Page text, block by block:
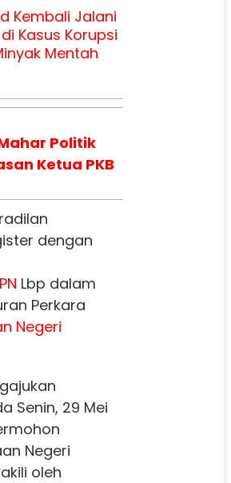
Kembali Jalani
Kasus Korupsi
Mentah
Politik
Ketua PKB
dengan
PN Lbp dalam
Perkara
Negeri
Senin, 29 Mei
Negeri
oleh